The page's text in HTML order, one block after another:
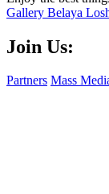
Gallery Belaya
Join Us:
Partners Mass